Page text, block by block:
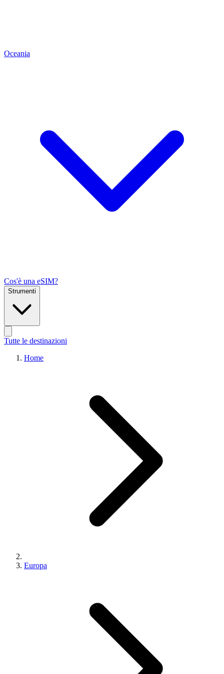
Oceania
Cos'è una eSIM?
Strumenti
Tutte le destinazioni
Home
Europa